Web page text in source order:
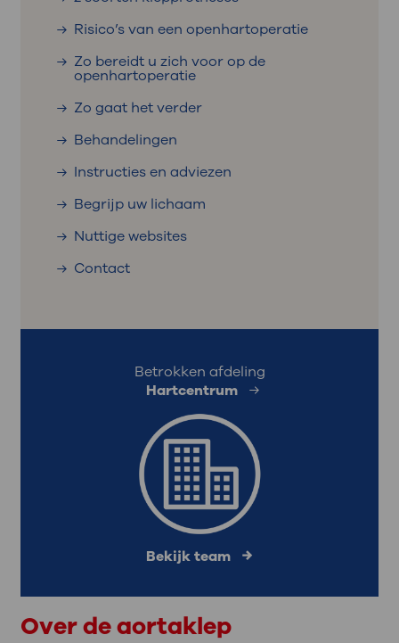
Risico’s van een openhartoperatie
Zo bereidt u zich voor op de
openhartoperatie
Zo gaat het verder
Behandelingen
Instructies en adviezen
Begrijp uw lichaam
Nuttige websites
Contact
Betrokken afdeling
Hartcentrum
Bekijk team
Over de aortaklep